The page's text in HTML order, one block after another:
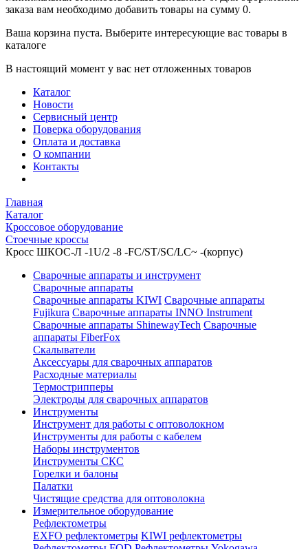
заказа вам необходимо добавить товары на сумму 0.
Ваша корзина пуста. Выберите интересующие вас товары в
каталоге
В настоящий момент у вас нет отложенных товаров
Каталог
Новости
Сервисный центр
Поверка оборудования
Оплата и доставка
О компании
Контакты
Главная
Каталог
Кроссовое оборудование
Стоечные кроссы
Кросс ШКОС-Л -1U/2 -8 -FC/ST/SC/LC~ -(корпус)
Сварочные аппараты и инструмент
Сварочные аппараты
Сварочные аппараты KIWI Сварочные аппараты
Fujikura Сварочные аппараты INNO Instrument
Сварочные аппараты ShinewayTech Cварочные
аппараты FiberFox
Скалыватели
Аксессуары для сварочных аппаратов
Расходные материалы
Термострипперы
Электроды для сварочных аппаратов
Инструменты
Инструмент для работы с оптоволокном
Инструменты для работы с кабелем
Наборы инструментов
Инструменты СКС
Горелки и балоны
Палатки
Чистящие средства для оптоволокна
Измерительное оборудование
Рефлектометры
EXFO рефлектометры KIWI рефлектометры